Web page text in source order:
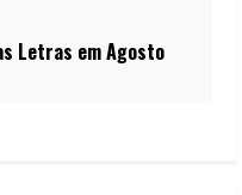
Letras em Agosto